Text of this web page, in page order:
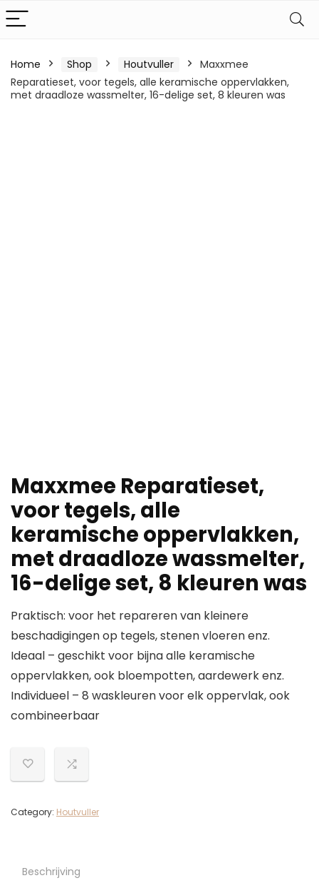
Home Shop Houtvuller
Maxxmee
Reparatieset, voor tegels, alle keramische oppervlakken,
met draadloze wassmelter, 16-delige set, 8 kleuren was
Maxxmee Reparatieset,
voor tegels, alle
keramische oppervlakken,
met draadloze wassmelter,
16-delige set, 8 kleuren was
Praktisch: voor het repareren van kleinere
beschadigingen op tegels, stenen vloeren enz.
Ideaal – geschikt voor bijna alle keramische
oppervlakken, ook bloempotten, aardewerk enz.
Individueel – 8 waskleuren voor elk oppervlak, ook
combineerbaar
Category: Houtvuller
Beschrijving